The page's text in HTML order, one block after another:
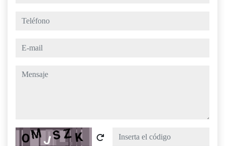
teléfono
e-mail
mensaje
Captcha